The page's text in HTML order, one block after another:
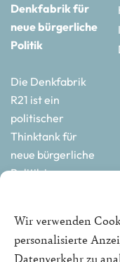
Wir verwenden
personalisierte
Datenverkehr zu
Denkfabrik für
neue bürgerliche
Politik
Die Denkfabrik
R21 ist ein
politischer
Thinktank für
neue bürgerliche
Politik in